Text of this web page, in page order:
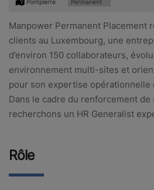
Location:
Pontpierre Type:
Permanent
Manpower Permanent Placement
clients au Luxembourg, une
d’environ 150 collaborateurs,
environnement multi-sites et
pour son expertise opérationnelle
Dans le cadre du renforcement de
recherchons un HR Generalist
Rôle